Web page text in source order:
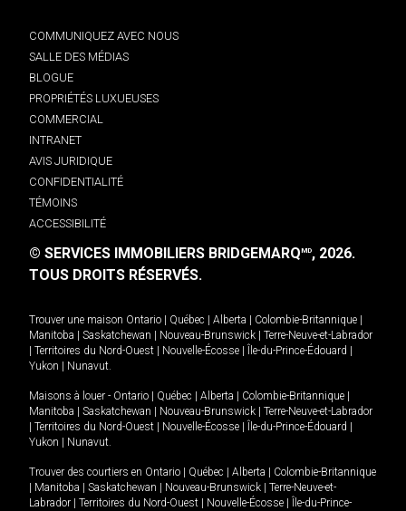
COMMUNIQUEZ AVEC NOUS
SALLE DES MÉDIAS
BLOGUE
PROPRIÉTÉS LUXUEUSES
COMMERCIAL
INTRANET
AVIS JURIDIQUE
CONFIDENTIALITÉ
TÉMOINS
ACCESSIBILITÉ
© SERVICES IMMOBILIERS BRIDGEMARQMD, 2026.
TOUS DROITS RÉSERVÉS.
Trouver une maison Ontario Québec Alberta Colombie-Britannique
Manitoba
Saskatchewan Nouveau-Brunswick
Terre-Neuve-et-Labrador
Territoires du Nord-Ouest Nouvelle-Écosse Île-du-Prince-Édouard
Yukon
Nunavut.
Maisons à louer - Ontario Québec Alberta Colombie-Britannique
Manitoba
Saskatchewan Nouveau-Brunswick
Terre-Neuve-et-Labrador
Territoires du Nord-Ouest Nouvelle-Écosse Île-du-Prince-Édouard
Yukon
Nunavut.
Trouver des courtiers en Ontario Québec Alberta
Colombie-Britannique
Manitoba Saskatchewan Nouveau-Brunswick
Terre-Neuve-et-
Labrador
Territoires du Nord-Ouest Nouvelle-Écosse
Île-du-Prince-